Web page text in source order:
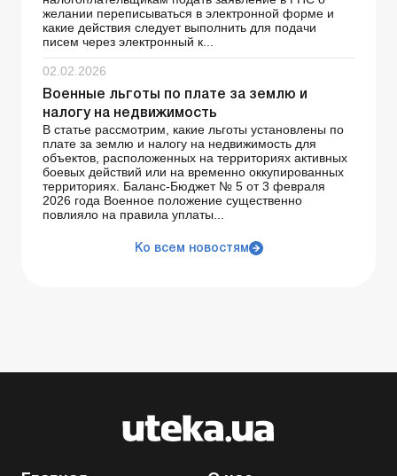
желании переписываться в электронной форме и
какие действия следует выполнить для подачи
писем через электронный к...
02.02.2026
Военные льготы по плате за землю и
налогу на недвижимость
В статье рассмотрим, какие льготы установлены по
плате за землю и налогу на недвижимость для
объектов, расположенных на территориях активных
боевых действий или на временно оккупированных
территориях. Баланс-Бюджет № 5 от 3 февраля
2026 года Военное положение существенно
повлияло на правила уплаты...
Ко всем новостям